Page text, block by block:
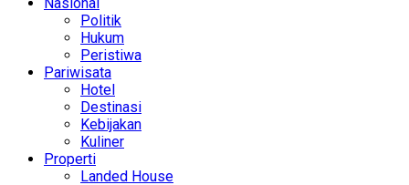
Politik
Hukum
Peristiwa
Pariwisata
Hotel
Destinasi
Kebijakan
Kuliner
Properti
Landed House